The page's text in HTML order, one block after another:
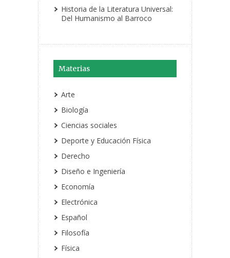
Historia de la Literatura Universal:
Del Humanismo al Barroco
Materias
Arte
Biología
Ciencias sociales
Deporte y Educación Física
Derecho
Diseño e Ingeniería
Economía
Electrónica
Español
Filosofía
Física